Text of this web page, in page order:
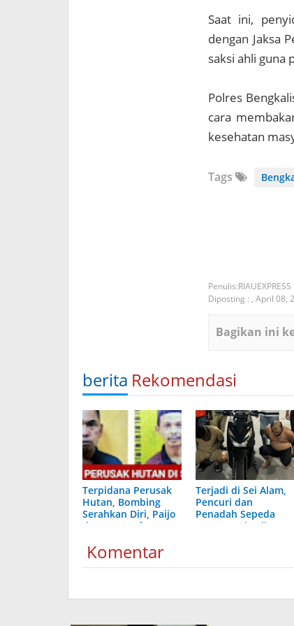
Saat ini,
dengan Jaksa
saksi ahli guna
Polres
cara
kesehatan
Tags
RIAUEXPRESS
Diposting : , April 08,
Bagikan ini
berita Rekomendasi
Terpidana Perusak
Hutan, Bombing
Serahkan Diri, Paijo
dan M Yusuf
Jejaknya?
Terjadi di Sei Alam,
Pencuri dan
Penadah Sepeda
Motor Berhasil
Komentar